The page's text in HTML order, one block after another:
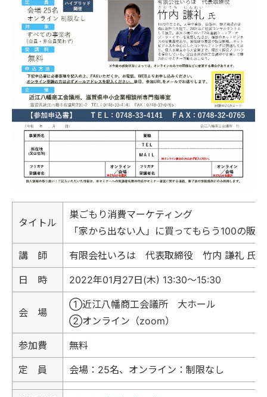
タイトル
巣ごもり消費マーケティング
「家から出ない人」に買ってもらう100の販
講 師 有限会社いろは 代表取締役 竹内 謙礼 氏
日 時 2022年01月27日(木) 13:30～15:30
会 場
①近江八幡商工会議所 大ホール
②オンライン（zoom）
参加費 無料
定 員 会場：25名、オンライン：制限なし